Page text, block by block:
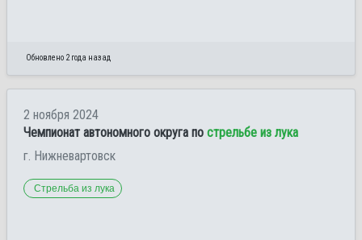
Обновлено 2 года назад
2 ноября 2024
Чемпионат автономного округа по стрельбе из лука
г. Нижневартовск
Стрельба из лука